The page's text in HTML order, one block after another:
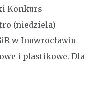
Konkurs
(niedziela)
w Inowrocławiu
i plastikowe. Dla